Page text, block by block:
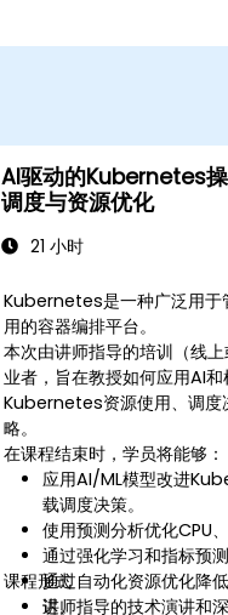
AI驱动的Kubernetes操
调度与资源优化
21 小时
Kubernetes是一种广泛用于
用的容器编排平台。
本次由讲师指导的培训（线
业者，旨在教授如何应用AI
Kubernetes资源使用、调度
略。
在课程结束时，学员将能够：
应用AI/ML模型改进
载调度决策。
使用预测分析优化CPU
通过强化学习和指标预
通过自动化资源优化降
迟。
课程形式
讲师指导的技术演讲和深